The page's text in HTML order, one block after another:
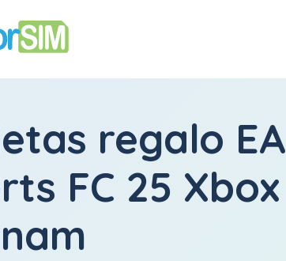
regalo EA
FC 25 Xbox